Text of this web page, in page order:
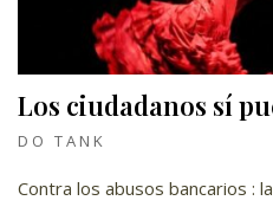
Los ciudadanos sí
DO TANK
Contra los abusos bancarios :